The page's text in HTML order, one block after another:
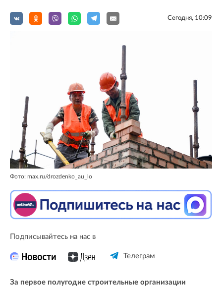
Сегодня, 10:09
Фото: max.ru/drozdenko_au_lo
Подписывайтесь на нас в
Телеграм
За первое полугодие строительные организации